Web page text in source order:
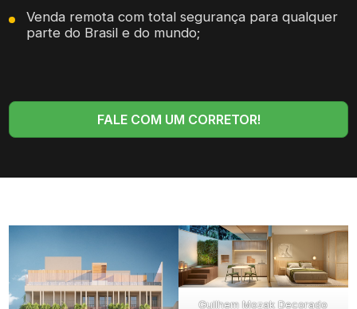
Venda remota com total segurança para qualquer
parte do Brasil e do mundo;
FALE COM UM CORRETOR!
Guilhem Mozak Decorado